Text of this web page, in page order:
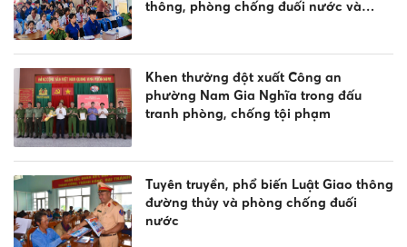
thông, phòng chống đuối nước và
Khen thưởng đột xuất Công an
phường Nam Gia Nghĩa trong đấu
tranh phòng, chống tội phạm
Tuyên truyền, phổ biến Luật Giao thông
đường thủy và phòng chống đuối
nước